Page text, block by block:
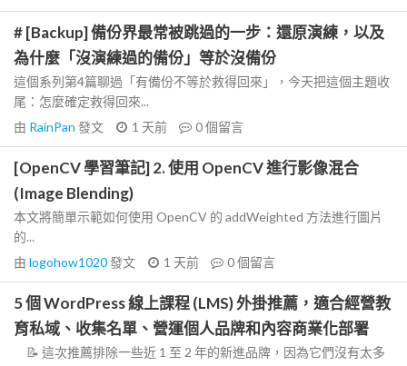
# [Backup] 備份界最常被跳過的一步：還原演練，以及
為什麼「沒演練過的備份」等於沒備份
這個系列第4篇聊過「有備份不等於救得回來」，今天把這個主題收
尾：怎麼確定救得回來...
由 RainPan 發文 1 天前 0個留言
[OpenCV 學習筆記] 2. 使用 OpenCV 進行影像混合
(Image Blending)
本文將簡單示範如何使用 OpenCV 的 addWeighted 方法進行圖片
的...
由 logohow1020發文 1 天前 0個留言
5 個 WordPress 線上課程 (LMS) 外掛推薦，適合經營教
育私域、收集名單、營運個人品牌和內容商業化部署
📝 這次推薦排除一些近 1 至 2 年的新進品牌，因為它們沒有太多